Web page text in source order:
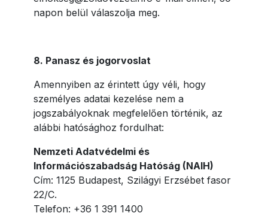
napon belül válaszolja meg.
8. Panasz és jogorvoslat
Amennyiben az érintett úgy véli, hogy
személyes adatai kezelése nem a
jogszabályoknak megfelelően történik, az
alábbi hatósághoz fordulhat:
Nemzeti Adatvédelmi és
Információszabadság Hatóság (NAIH)
Cím: 1125 Budapest, Szilágyi Erzsébet fasor
22/C.
Telefon: +36 1 391 1400